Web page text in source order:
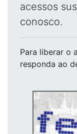
acessos
conosco.
Para liberar o
responda ao